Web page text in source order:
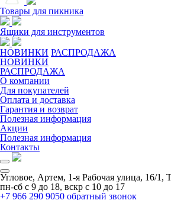
Товары для пикника
Ящики для инструментов
НОВИНКИ РАСПРОДАЖА
НОВИНКИ
РАСПРОДАЖА
О компании
Для покупателей
Оплата и доставка
Гарантия и возврат
Полезная информация
Акции
Полезная информация
Контакты
Угловое, Артем, ​1-я Рабочая улица, 16/1,
пн-сб с 9 до 18, вскр с 10 до 17
+7 966 290 9050 обратный звонок